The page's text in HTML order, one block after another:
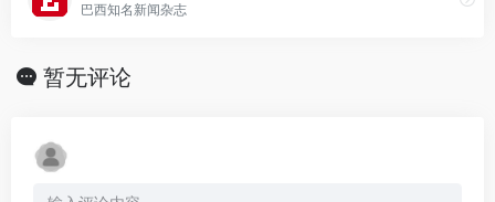
巴西知名新闻杂志
暂无评论